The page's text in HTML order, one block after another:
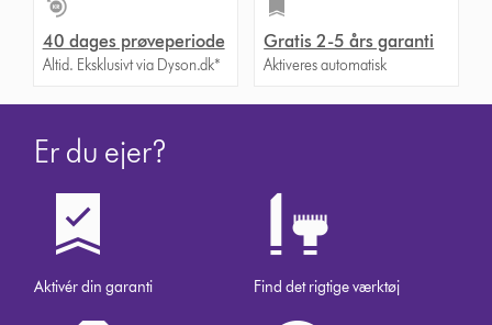
40 dages prøveperiode
Altid. Eksklusivt via Dyson.dk*
Gratis 2-5 års garanti
Aktiveres automatisk
Er du ejer?
Aktivér din garanti Find det rigtige værktøj